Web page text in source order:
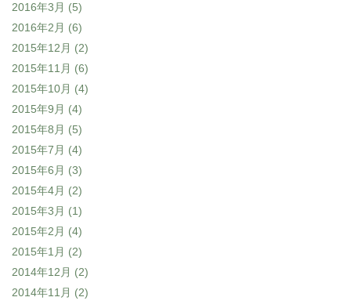
2016年3月 (5)
2016年2月 (6)
2015年12月 (2)
2015年11月 (6)
2015年10月 (4)
2015年9月 (4)
2015年8月 (5)
2015年7月 (4)
2015年6月 (3)
2015年4月 (2)
2015年3月 (1)
2015年2月 (4)
2015年1月 (2)
2014年12月 (2)
2014年11月 (2)